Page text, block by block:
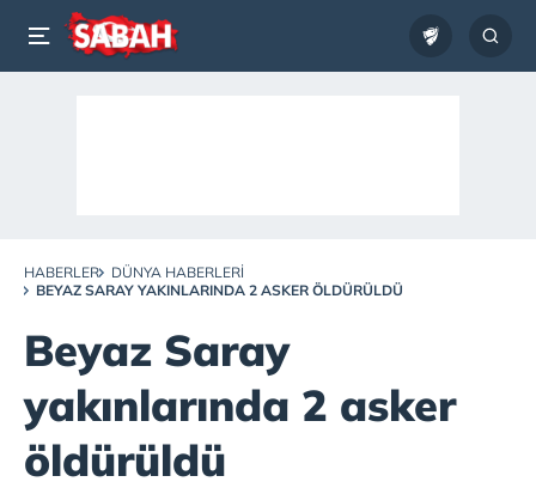
HABERLER
DÜNYA HABERLERI
BEYAZ SARAY YAKINLARINDA 2 ASKER ÖLDÜRÜLDÜ
Beyaz Saray
yakınlarında 2 asker
öldürüldü